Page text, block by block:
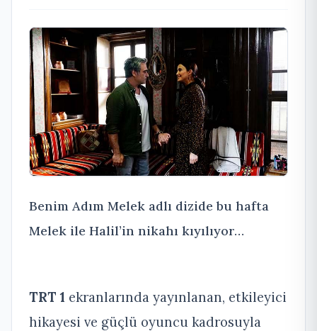
Benim Adım Melek adlı dizide bu hafta
Melek ile Halil’in nikahı kıyılıyor…
TRT 1 ekranlarında yayınlanan, etkileyici
hikayesi ve güçlü oyuncu kadrosuyla